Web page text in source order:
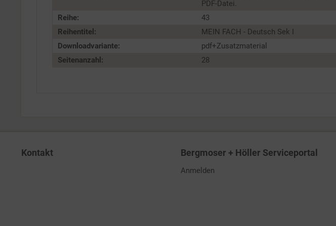
PDF-Datei.
Reihe:
43
Reihentitel:
MEIN FACH - Deutsch Sek I
Downloadvariante:
pdf+Zusatzmaterial
Seitenanzahl:
28
Kontakt Bergmoser + Höller Serviceportal
Anmelden